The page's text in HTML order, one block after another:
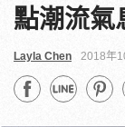
點潮流氣
Layla Chen 2018年